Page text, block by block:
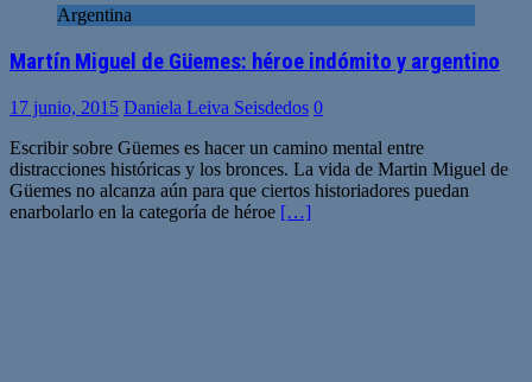
Argentina
Martín Miguel de Güemes: héroe indómito y argentino
17 junio, 2015 Daniela Leiva Seisdedos 0
Escribir sobre Güemes es hacer un camino mental entre
distracciones históricas y los bronces. La vida de Martin Miguel de
Güemes no alcanza aún para que ciertos historiadores puedan
enarbolarlo en la categoría de héroe […]